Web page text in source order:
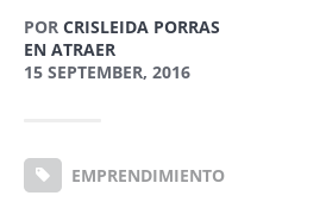
POR CRISLEIDA PORRAS
EN ATRAER
15 SEPTEMBER, 2016
EMPRENDIMIENTO